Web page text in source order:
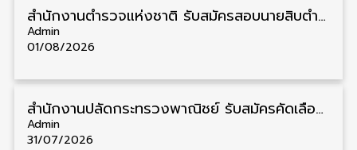
สำนักงานตำรวจแห่งชาติ รับสมัครสอบนายสิบตำรวจ วุฒิ ม.6/ปวช. 6,000 อัตรา รับสมัคร 8 – 19 สิงหาคม
Admin
01/08/2026
สำนักงานปลัดกระทรวงพาณิชย์ รับสมัครคัดเลือกพนักงานราชการ วุฒิ ปวส./ป.ตรี 11 อัตรา รับสมัคร 10 – 21 สิงหาคม
Admin
31/07/2026